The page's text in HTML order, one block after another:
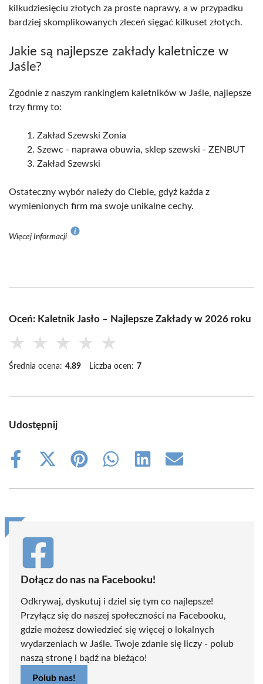
kilkudziesięciu złotych za proste naprawy, a w przypadku
bardziej skomplikowanych zleceń sięgać kilkuset złotych.
Jakie są najlepsze zakłady kaletnicze w
Jaśle?
Zgodnie z naszym rankingiem kaletników w Jaśle, najlepsze
trzy firmy to:
Zakład Szewski Zonia
Szewc - naprawa obuwia, sklep szewski - ZENBUT
Zakład Szewski
Ostateczny wybór należy do Ciebie, gdyż każda z
wymienionych firm ma swoje unikalne cechy.
Więcej Informacji
Oceń: Kaletnik Jasło – Najlepsze Zakłady w 2026 roku
★ ★ ★ ★ ★
Średnia ocena: 4.89 Liczba ocen: 7
Udostępnij
Share
Share
(Twitter)
Share
Share
Share
Share
Dołącz do nas na Facebooku!
Odkrywaj, dyskutuj i dziel się tym co najlepsze!
Przyłącz się do naszej społeczności na Facebooku,
gdzie możesz dowiedzieć się więcej o lokalnych
wydarzeniach w Jaśle. Twoje zdanie się liczy - polub
naszą stronę i bądź na bieżąco!
Polub nas!